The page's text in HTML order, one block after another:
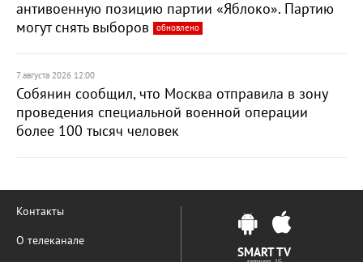
антивоенную позицию партии «Яблоко». Партию
могут снять выборов
обновлено
7 августа 2026 12:00
Собянин сообщил, что Москва отправила в зону
проведения специальной военной операции
более 100 тысяч человек
Контакты
О телеканале
SMART TV